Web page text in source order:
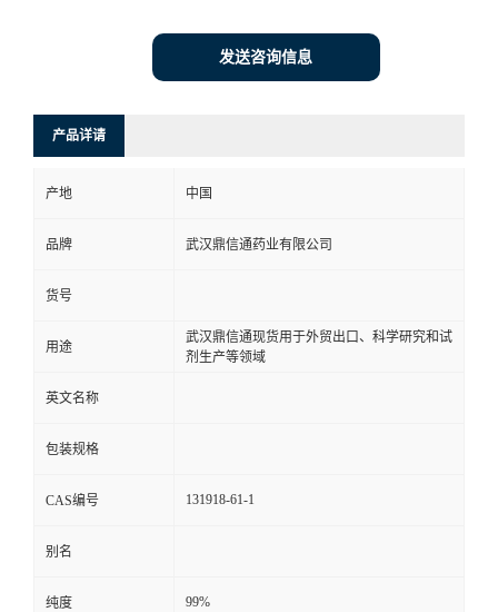
发送咨询信息
产品详请
产地 中国
品牌 武汉鼎信通药业有限公司
货号
用途
武汉鼎信通现货用于外贸出口、科学研究和试
剂生产等领域
英文名称
包装规格
CAS编号 131918-61-1
别名
纯度 99%